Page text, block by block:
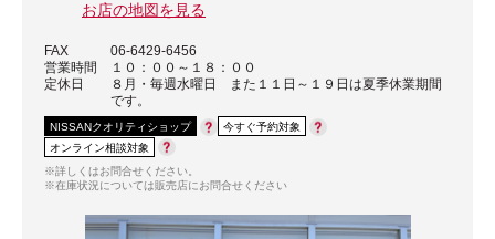
お店の地図を見る
FAX
06-6429-6456
営業時間
１０：００～１８：００
定休日
８月・毎週水曜日 また１１日～１９日は夏季休業期間
です。
NISSANクオリティショップ
今すぐ予約対象
オンライン相談対象
※詳しくはお問合せください。
※在庫状況については販売店にお問合せください